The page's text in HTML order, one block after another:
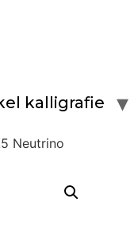
kalligrafie
Neutrino